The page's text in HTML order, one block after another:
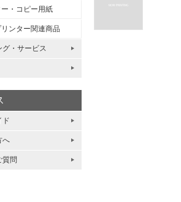
・コピー用紙
ンター関連商品
グ・サービス
ド
へ
質問